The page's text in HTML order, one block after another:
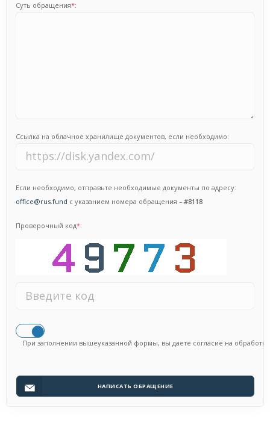
Суть обращения*:
Ссылка на облачное хранилище документов, если необходимо:
Если необходимо, отправьте необходимые документы по адресу:
office@rus.fund с указанием номера обращения –#8118
Проверочный код*:
При заполнении вышеуказанной формы, вы даете согласие на
НАПИСАТЬ ОБРАЩЕНИЕ